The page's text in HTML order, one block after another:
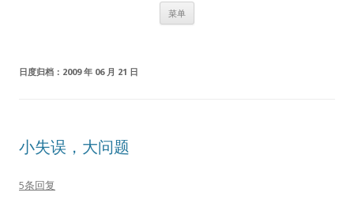
菜单
日度归档： 2009 年 06 月 21 日
小失误，大问题
5条回复